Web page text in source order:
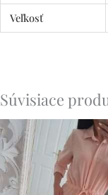
Veľkosť
Súvisiace